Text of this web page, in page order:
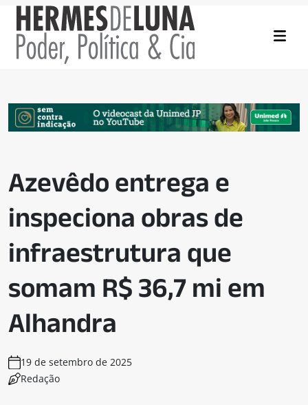
Azevêdo entrega e
inspeciona obras de
infraestrutura que
somam R$ 36,7 mi em
Alhandra
19 de setembro de 2025
Redação